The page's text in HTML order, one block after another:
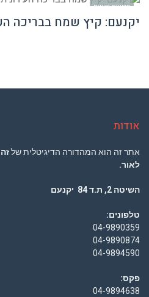
חדשות יקנעם
יקנעם: קיץ שמח בבריכה
אודות
אתר זה הוא המהדורה הדיגיטלית של
לאור.
השיטה 2, ת.ד 84 יקנעם
טלפונים:
04-9890359
04-9890874
04-9894590
פקס:
04-9894638